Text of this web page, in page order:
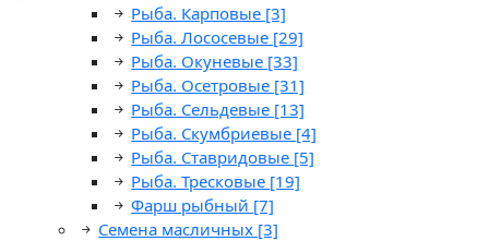
Рыба. Карповые [3]
Рыба. Лососевые [29]
Рыба. Окуневые [33]
Рыба. Осетровые [31]
Рыба. Сельдевые [13]
Рыба. Скумбриевые [4]
Рыба. Ставридовые [5]
Рыба. Тресковые [19]
Фарш рыбный [7]
Семена масличных [3]